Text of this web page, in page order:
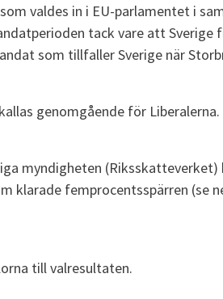
valdes in i EU-parlamentet i
tack vare att Sverige
som tillfaller Sverige när
genomgående för Liberalerna.
myndigheten
klarade femprocentsspärren (se
till valresultaten.